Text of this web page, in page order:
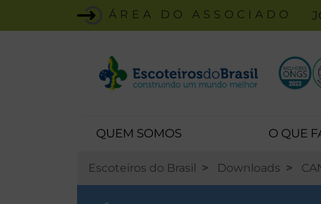
ÁREA DO ASSOCIADO
QUEM SOMOS O QUE
Escoteiros do Brasil Downloads